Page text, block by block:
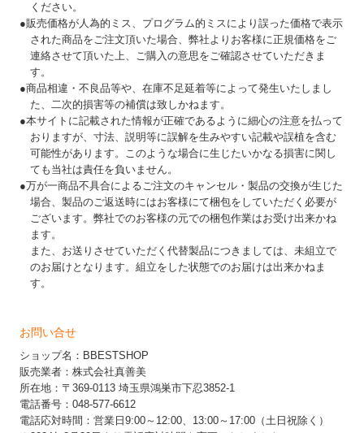
ください。
●販売価格が人為的ミス、プログラム的ミスにより誤った価格で表示
された商品をご注文頂いた場合、弊社よりお客様に正規価格をご
連絡させて頂いた上、ご購入の意思をご確認させていただきま
す。
●商品相違・不良品等や、在庫不足延着等によって発生いたしまし
た、二次的損害等の補償は致しかねます。
●本サイトに記載された情報が正確であるように細心の注意を払って
おりますが、寸法、説明等に誤解を生みやすい記載や誤植を含む
可能性があります。このような場合に生じたいかなる損害に関し
ても当社は責任を負いません。
●万が一商品不具合によるご注文のキャンセル・製品の交換が生じた
場合、製品のご返送時にはお客様にて梱包をしていただく必要が
ございます。弊社でのお客様の元での梱包作業はお受け出来かね
ます。
また、お送りさせていただく代替製品につきましては、未組立で
のお届けとなります。組立をした状態でのお届けは出来かねま
す。
お問い合せ
ショップ名：BBESTSHOP
販売業者：株式会社真善美
所在地：〒369-0113 埼玉県鴻巣市下忍3852-1
電話番号：048-577-6612
電話応対時間：営業日9:00～12:00、13:00～17:00（土日祝除く）